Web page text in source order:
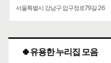
서울특별시 강남구 압구정로79길 26
🍀유용한 누리집 모음